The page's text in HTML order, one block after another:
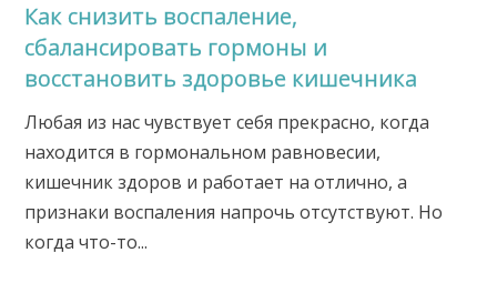
Как снизить воспаление,
сбалансировать гормоны и
восстановить здоровье кишечника
Любая из нас чувствует себя прекрасно, когда
находится в гормональном равновесии,
кишечник здоров и работает на отлично, а
признаки воспаления напрочь отсутствуют. Но
когда что-то...